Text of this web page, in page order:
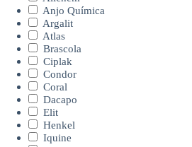
Anjo Química
Argalit
Atlas
Brascola
Ciplak
Condor
Coral
Dacapo
Elit
Henkel
Iquine